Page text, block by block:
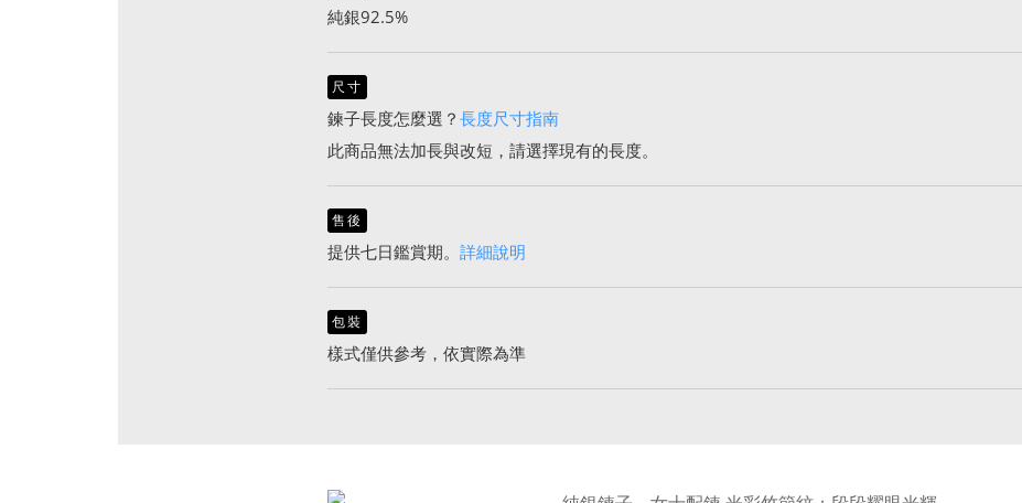
純銀92.5%
尺寸
鍊子長度怎麼選？ 長度尺寸指南
此商品無法加長與改短，請選擇現有的長度。
售後
提供七日鑑賞期。 詳細說明
包裝
樣式僅供參考，依實際為準